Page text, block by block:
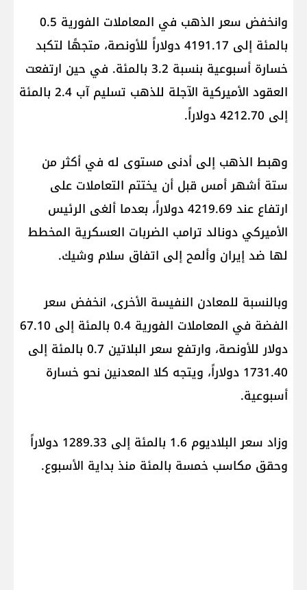
وانخفض سعر الذهب في المعاملات الفورية 0.5
بالمئة إلى 4191.17 دولاراً للأونصة، متجهًا لتكبد
خسارة أسبوعية بنسبة 3.2 بالمئة. في حين ارتفعت
العقود الأميركية الآجلة للذهب تسليم آب 2.4 بالمئة
إلى 4212.70 دولاراً.
وهبط الذهب إلى أدنى مستوى له في أكثر من
ستة أشهر أمس قبل أن يختتم التعاملات على
ارتفاع عند 4219.69 دولاراً، ​بعدما ألغى الرئيس
الأميركي ‌دونالد ترامب الضربات العسكرية المخطط
لها ضد إيران وألمح إلى اتفاق سلام وشيك.
وبالنسبة للمعادن النفيسة الأخرى، انخفض سعر
الفضة ‌في المعاملات الفورية 0.4 ​بالمئة إلى 67.10
دولار للأونصة، وارتفع سعر البلاتين 0.7 بالمئة إلى
1731.40 دولاراً، ويتجه كلا المعدنين نحو خسارة
أسبوعية.
وزاد سعر البلاديوم 1.6 بالمئة إلى 1289.33 دولاراً
وحقق مكاسب خمسة بالمئة منذ بداية الأسبوع.